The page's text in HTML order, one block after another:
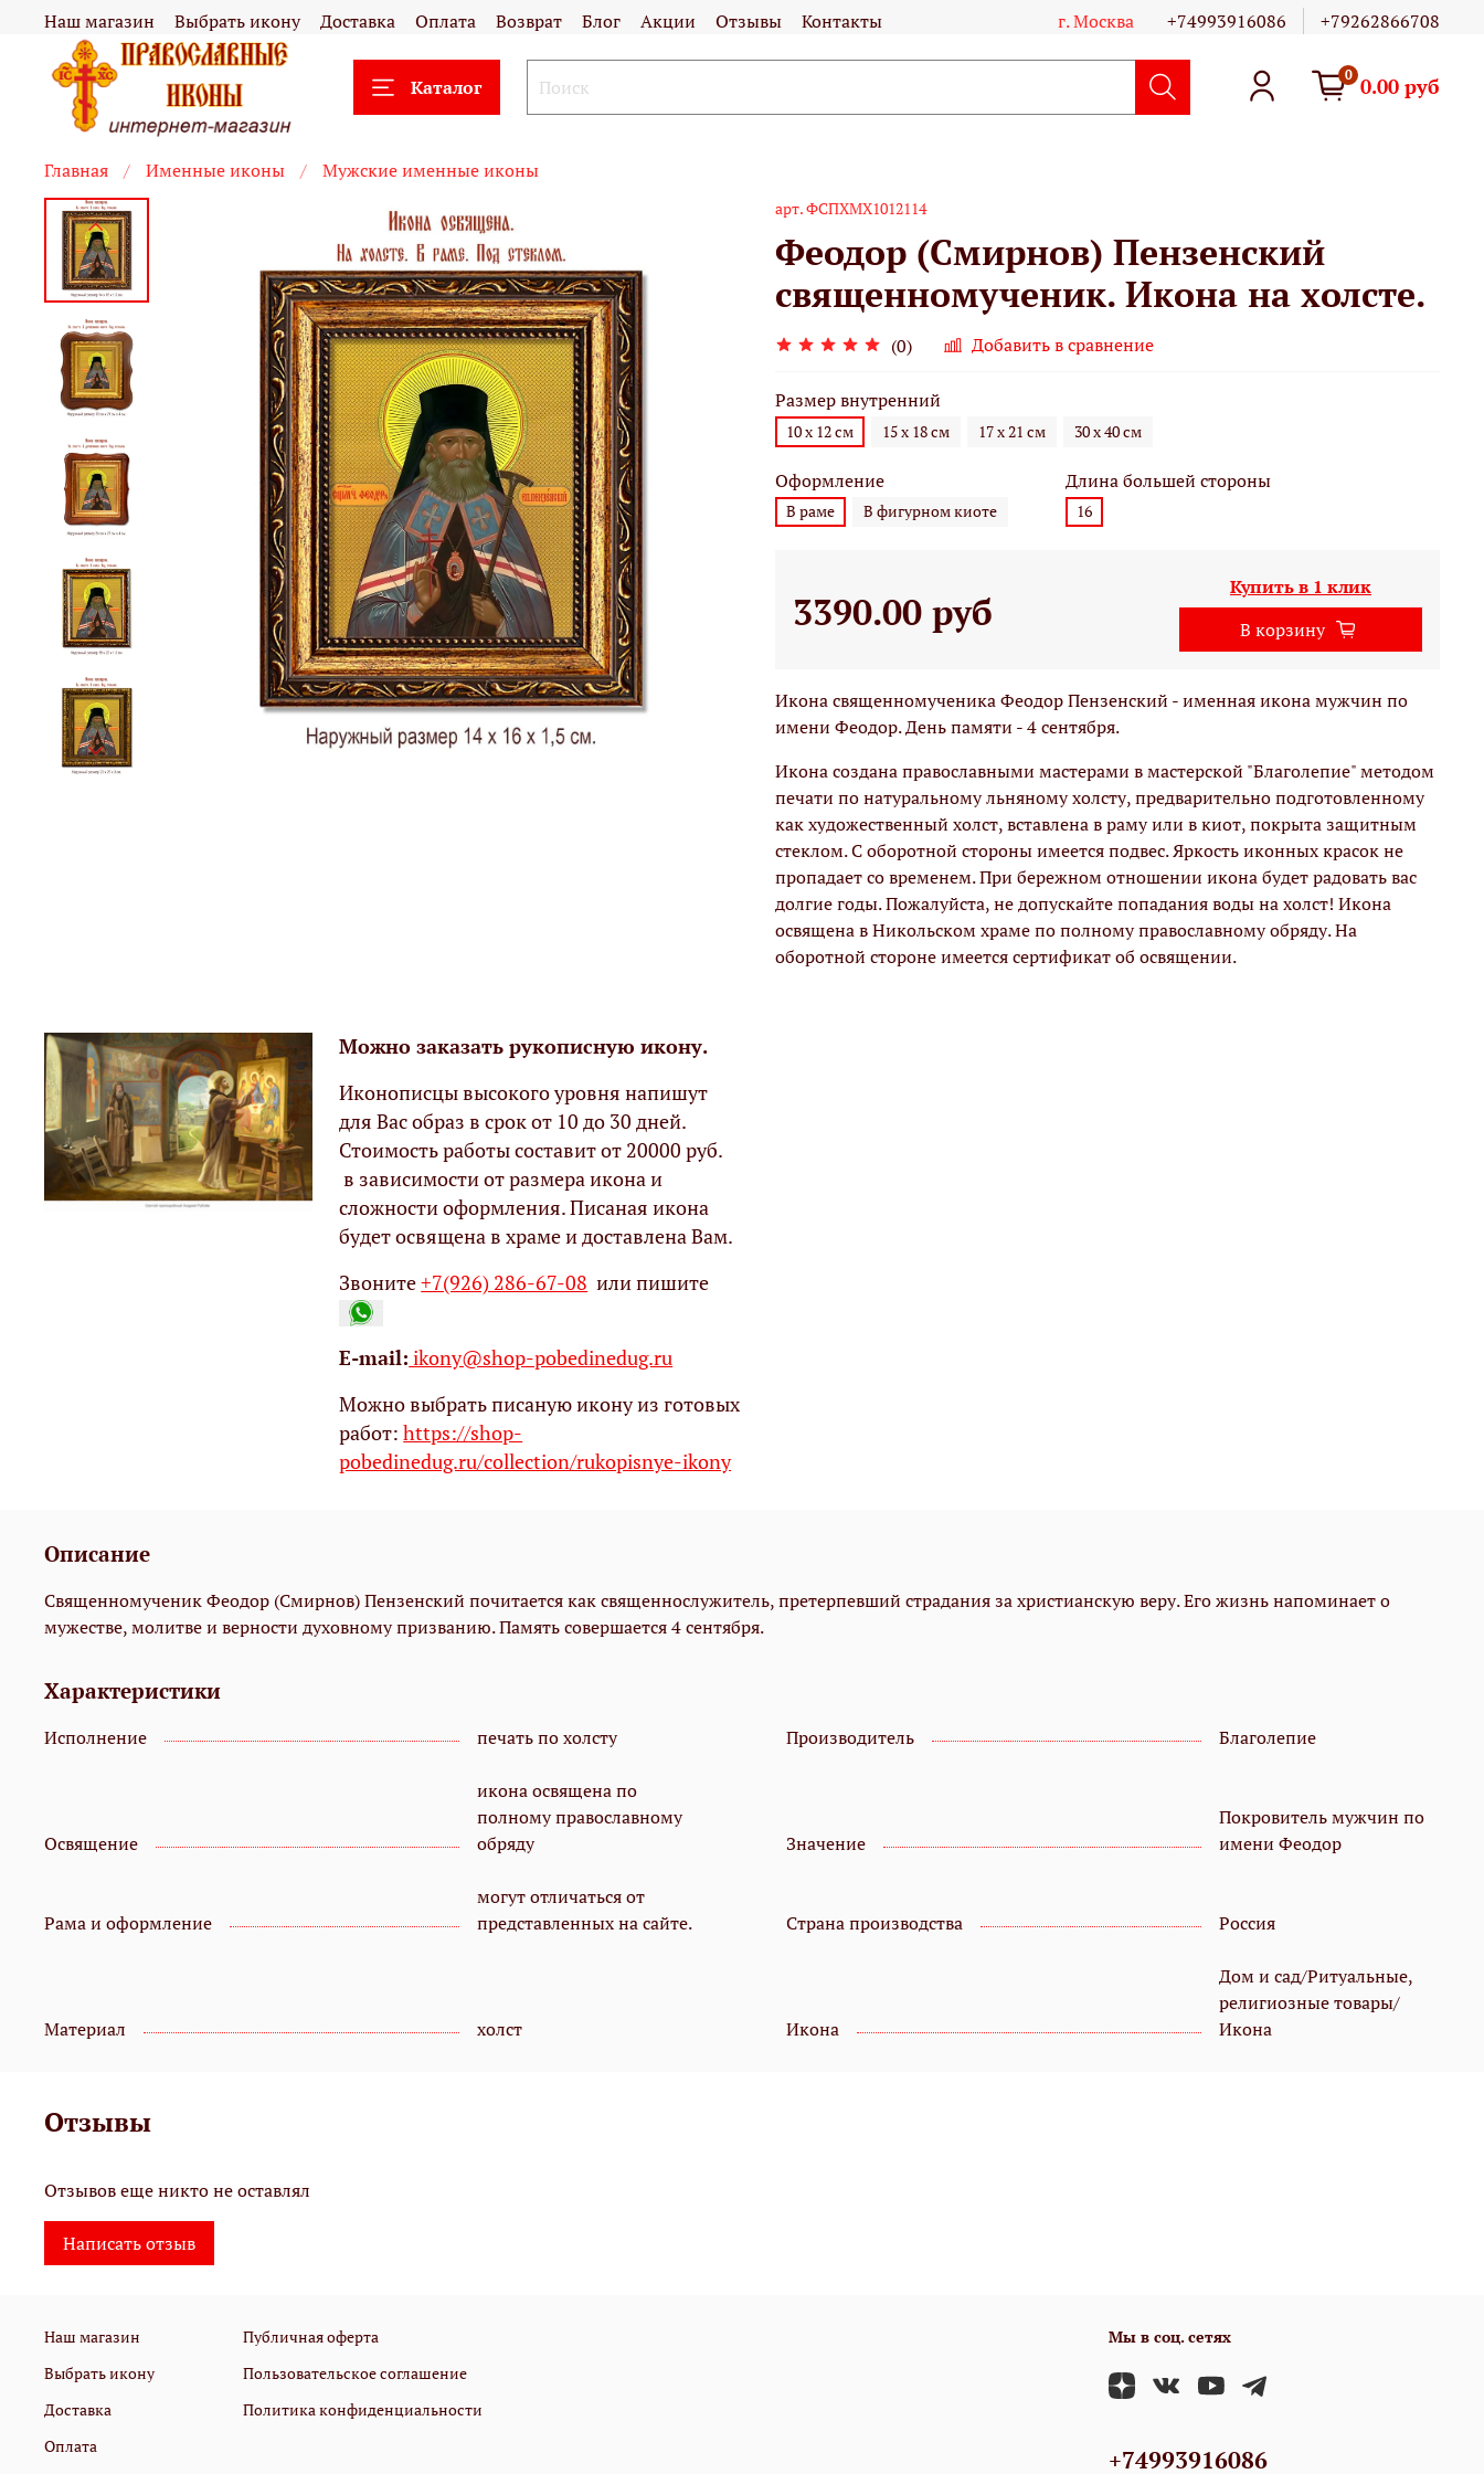
Наш магазин Выбрать икону Доставка Оплата Возврат Блог Акции Отзывы Контакты г. Москва +74993916086 +79262866708
Каталог
0 0.00 руб
Главная Именные иконы Мужские именные иконы
арт.ФСПХМХ1012114
Феодор (Смирнов) Пензенский
священномученик. Икона на холсте.
(0) Добавить в сравнение
Размер внутренний
10 х 12 см 15 х 18 см 17 х 21 см 30 х 40 см
Оформление
В раме В фигурном киоте
Длина большей стороны
16
3390.00 руб
Купить в 1 клик
В корзину
Икона священномученика Феодор Пензенский - именная икона мужчин по
имени Феодор. День памяти - 4 сентября.
Икона создана православными мастерами в мастерской "Благолепие" методом
печати по натуральному льняному холсту, предварительно подготовленному
как художественный холст, вставлена в раму или в киот, покрыта защитным
стеклом. С оборотной стороны имеется подвес. Яркость иконных красок не
пропадает со временем. При бережном отношении икона будет радовать вас
долгие годы. Пожалуйста, не допускайте попадания воды на холст! Икона
освящена в Никольском храме по полному православному обряду. На
оборотной стороне имеется сертификат об освящении.
Можно заказать рукописную икону.
Иконописцы высокого уровня напишут
для Вас образ в срок от 10 до 30 дней.
Стоимость работы составит от 20000 руб.
в зависимости от размера икона и
сложности оформления. Писаная икона
будет освящена в храме и доставлена Вам.
Звоните+7(926) 286-67-08 или пишите
Е-mail: ikony@shop-pobedinedug.ru
Можно выбрать писаную икону из готовых
работ:https://shop-
pobedinedug.ru/collection/rukopisnye-ikony
Описание
Священномученик Феодор (Смирнов) Пензенский почитается как священнослужитель, претерпевший страдания за христианскую веру. Его жизнь напоминает о
мужестве, молитве и верности духовному призванию. Память совершается 4 сентября.
Характеристики
Исполнение печать по холсту Производитель Благолепие
Освящение
икона освящена по
полному православному
обряду
Значение
Покровитель мужчин по
имени Феодор
Рама и оформление
могут отличаться от
представленных на сайте.
Страна производства Россия
Материал холст Икона
Дом и сад/Ритуальные,
религиозные товары/
Икона
Отзывы
Отзывов еще никто не оставлял
Написать отзыв
Наш магазин
Выбрать икону
Доставка
Оплата
Публичная оферта
Пользовательское соглашение
Политика конфиденциальности
Мы в соц. сетях
+74993916086